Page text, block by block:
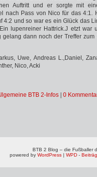
Auftritt und er sorgte mit
nach Pass von Nico für das 4:1.
4:2 und so war es ein Glück das
lupenreiner Hattrick.J etzt war
dann noch der Treffer zum
Uwe, Andreas L.,Daniel,
Nico, Acki
BTB 2-Infos 0
BTB 2 Blog – die Fußballer
powered by WordPress | WPD -